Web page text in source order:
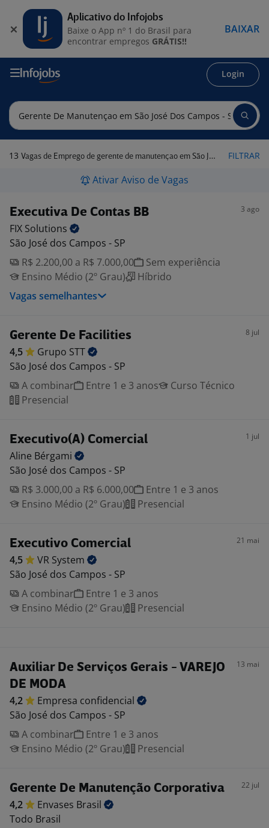
Login
13 Vagas de Emprego de gerente de manutençao em São José dos Campos - SP FILTRAR
Ativar Aviso de Vagas
Executiva De Contas BB 3 ago
FIX Solutions
São José dos Campos - SP
R$ 2.200,00 a R$ 7.000,00
Sem experiência
Ensino Médio (2º Grau)
Híbrido
Vagas semelhantes
Gerente De Facilities 8 jul
4,5 Grupo STT
São José dos Campos - SP
A combinar
Entre 1 e 3 anos
Curso Técnico
Presencial
Executivo(A) Comercial 1 jul
Aline Bérgami
São José dos Campos - SP
R$ 3.000,00 a R$ 6.000,00
Entre 1 e 3 anos
Ensino Médio (2º Grau)
Presencial
Executivo Comercial 21 mai
4,5 VR System
São José dos Campos - SP
A combinar
Entre 1 e 3 anos
Ensino Médio (2º Grau)
Presencial
Auxiliar De Serviços Gerais - VAREJO
DE MODA
13 mai
4,2 Empresa confidencial
São José dos Campos - SP
A combinar
Entre 1 e 3 anos
Ensino Médio (2º Grau)
Presencial
Gerente De Manutenção Corporativa 22 jul
4,2 Envases Brasil
Todo Brasil
Aplicativo do Infojobs
Baixe o App nº 1 do Brasil para
encontrar empregos GRÁTIS!!
BAIXAR